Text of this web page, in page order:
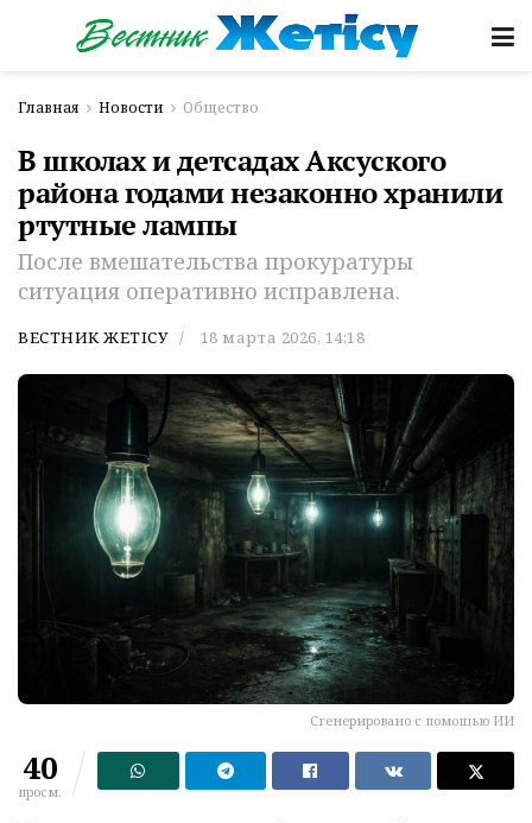
Главная Новости Общество
В школах и детсадах Аксуского
района годами незаконно хранили
ртутные лампы
После вмешательства прокуратуры
ситуация оперативно исправлена.
ВЕСТНИК ЖЕТІСУ 18 марта 2026, 14:18
Сгенерировано с помощью ИИ
40
просм.